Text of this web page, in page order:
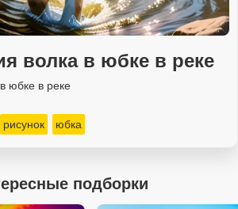
волка в юбке в реке
юбке в реке
рисунок юбка
подборки